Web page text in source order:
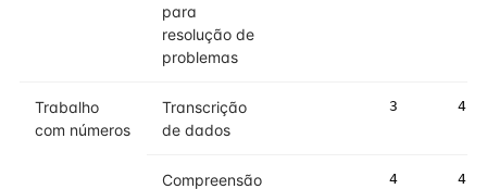
para
resolução de
problemas
Trabalho
com números
Transcrição
de dados
3 4
Compreensão
4 4